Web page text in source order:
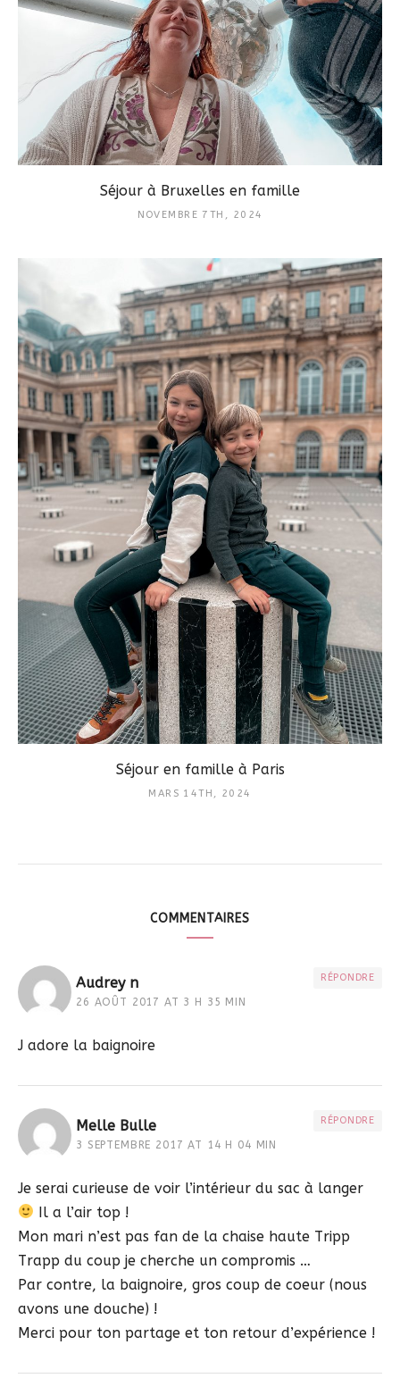
Séjour à Bruxelles en famille
NOVEMBRE 7TH, 2024
Séjour en famille à Paris
MARS 14TH, 2024
COMMENTAIRES
Audrey n
26 AOÛT 2017 AT 3 H 35 MIN
RÉPONDRE
J adore la baignoire
Melle Bulle
3 SEPTEMBRE 2017 AT 14 H 04 MIN
RÉPONDRE
Je serai curieuse de voir l’intérieur du sac à langer
Il a l’air top !
Mon mari n’est pas fan de la chaise haute Tripp
Trapp du coup je cherche un compromis …
Par contre, la baignoire, gros coup de coeur (nous
avons une douche) !
Merci pour ton partage et ton retour d’expérience !